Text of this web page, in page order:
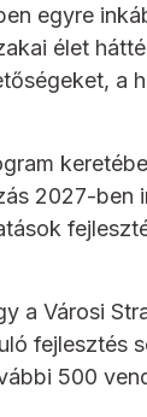
egyre
élet
a
2027-ben
a Városi
fejlesztés
500